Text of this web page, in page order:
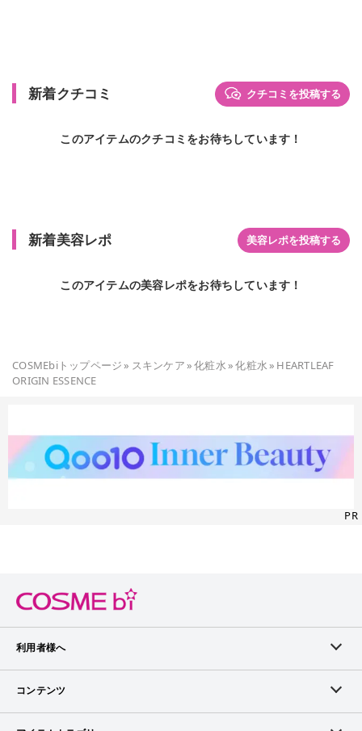
新着クチコミ クチコミを投稿する
このアイテムのクチコミをお待ちしています！
新着美容レポ 美容レポを投稿する
このアイテムの美容レポをお待ちしています！
COSMEbiトップページ» スキンケア»化粧水»化粧水» HEARTLEAF
ORIGIN ESSENCE
PR
利用者様へ
メンバーログイン
コンテンツ